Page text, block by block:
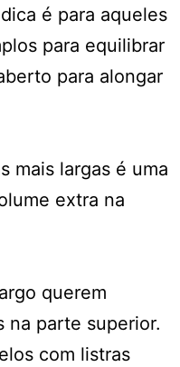
é para aqueles
para equilibrar
para alongar
mais largas é uma
extra na
querem
na parte superior.
com listras